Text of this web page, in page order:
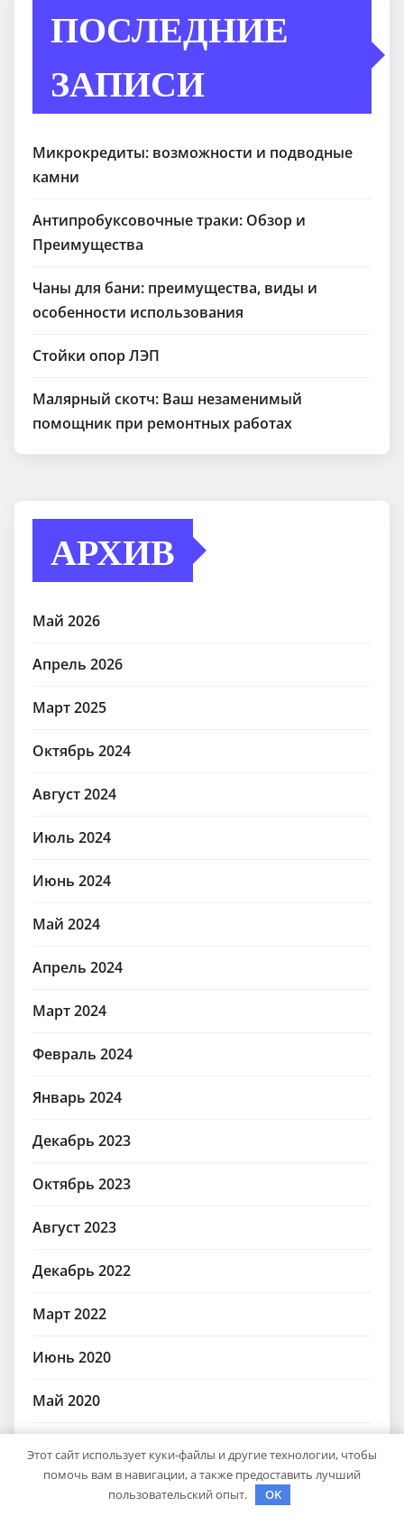
ПОСЛЕДНИЕ
ЗАПИСИ
Микрокредиты: возможности и подводные
камни
Антипробуксовочные траки: Обзор и
Преимущества
Чаны для бани: преимущества, виды и
особенности использования
Стойки опор ЛЭП
Малярный скотч: Ваш незаменимый
помощник при ремонтных работах
АРХИВ
Май 2026
Апрель 2026
Март 2025
Октябрь 2024
Август 2024
Июль 2024
Июнь 2024
Май 2024
Апрель 2024
Март 2024
Февраль 2024
Январь 2024
Декабрь 2023
Октябрь 2023
Август 2023
Декабрь 2022
Март 2022
Июнь 2020
Май 2020
Этот сайт использует куки-файлы и другие технологии, чтобы
помочь вам в навигации, а также предоставить лучший
пользовательский опыт.
OK